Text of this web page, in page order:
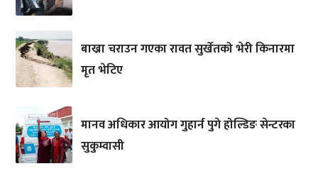
बाख्रा चराउन गएका रावत सुर्खेतको भेरी किनारमा
मृत भेटिए
मानव अधिकार आयोग गुहार्न पुगे होल्डिङ सेन्टरका
सुकुम्वासी